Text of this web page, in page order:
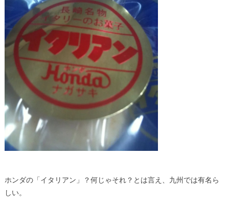
ホンダの「イタリアン」？何じゃそれ？とは言え、九州では有名ら
しい。